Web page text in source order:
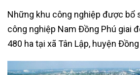
Những khu công nghiệp được bổ
công nghiệp Nam Đồng Phú giai
480 ha tại xã Tân Lập, huyện